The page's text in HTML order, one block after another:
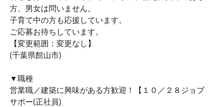
方、男女は問いません。
子育て中の方も応援しています。
ご応募お待ちしています。
【変更範囲：変更なし】
(千葉県館山市)
▼職種
営業職／建築に興味がある方歓迎！【１０／２８ジョブ
サポー(正社員)